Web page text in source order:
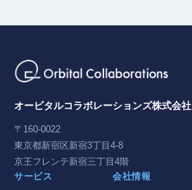
オービタルコラボレーションズ株式会社
〒160-0022
東京都新宿区新宿3丁目4-8
京王フレンテ新宿三丁目4階
サービス
会社情報